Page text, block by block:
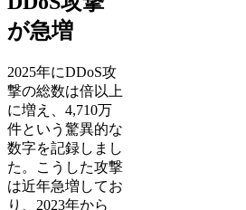
が急増
2025年にDDoS攻
撃の総数は倍以上
に増え、4,710万
件という驚異的な
数字を記録しまし
た。こうした攻撃
は近年急増してお
り、2023年から